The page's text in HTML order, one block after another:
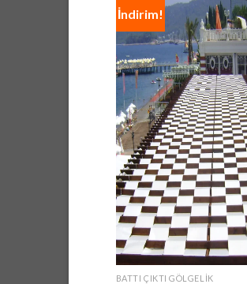
İndirim!
BATTI ÇIKTI GÖLGELIK